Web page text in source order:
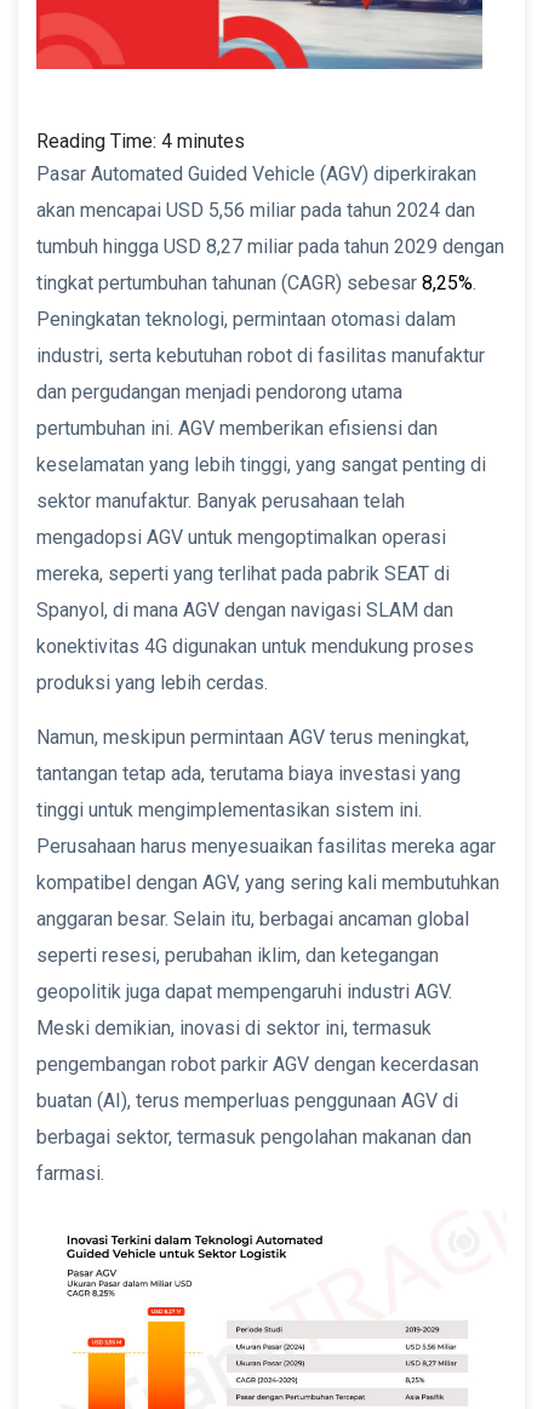
Reading Time: 4 minutes
Pasar Automated Guided Vehicle (AGV) diperkirakan
akan mencapai USD 5,56 miliar pada tahun 2024 dan
tumbuh hingga USD 8,27 miliar pada tahun 2029 dengan
tingkat pertumbuhan tahunan (CAGR) sebesar 8,25%.
Peningkatan teknologi, permintaan otomasi dalam
industri, serta kebutuhan robot di fasilitas manufaktur
dan pergudangan menjadi pendorong utama
pertumbuhan ini. AGV memberikan efisiensi dan
keselamatan yang lebih tinggi, yang sangat penting di
sektor manufaktur. Banyak perusahaan telah
mengadopsi AGV untuk mengoptimalkan operasi
mereka, seperti yang terlihat pada pabrik SEAT di
Spanyol, di mana AGV dengan navigasi SLAM dan
konektivitas 4G digunakan untuk mendukung proses
produksi yang lebih cerdas.
Namun, meskipun permintaan AGV terus meningkat,
tantangan tetap ada, terutama biaya investasi yang
tinggi untuk mengimplementasikan sistem ini.
Perusahaan harus menyesuaikan fasilitas mereka agar
kompatibel dengan AGV, yang sering kali membutuhkan
anggaran besar. Selain itu, berbagai ancaman global
seperti resesi, perubahan iklim, dan ketegangan
geopolitik juga dapat mempengaruhi industri AGV.
Meski demikian, inovasi di sektor ini, termasuk
pengembangan robot parkir AGV dengan kecerdasan
buatan (AI), terus memperluas penggunaan AGV di
berbagai sektor, termasuk pengolahan makanan dan
farmasi.